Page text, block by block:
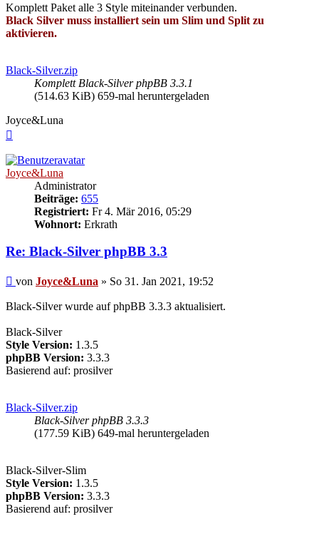
Komplett Paket alle 3 Style miteinander verbunden.
Black Silver muss installiert sein um Slim und Split zu
aktivieren.
Black-Silver.zip
Komplett Black-Silver phpBB 3.3.1
(514.63 KiB) 659-mal heruntergeladen
Joyce&Luna
Joyce&Luna
Administrator
Beiträge: 655
Registriert: Fr 4. Mär 2016, 05:29
Wohnort: Erkrath
Re: Black-Silver phpBB 3.3
Beitrag
von Joyce&Luna » So 31. Jan 2021, 19:52
Black-Silver wurde auf phpBB 3.3.3 aktualisiert.
Black-Silver
Style Version: 1.3.5
phpBB Version: 3.3.3
Basierend auf: prosilver
Black-Silver.zip
Black-Silver phpBB 3.3.3
(177.59 KiB) 649-mal heruntergeladen
Black-Silver-Slim
Style Version: 1.3.5
phpBB Version: 3.3.3
Basierend auf: prosilver